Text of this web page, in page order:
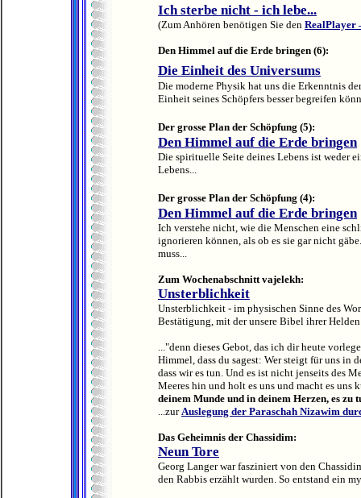
Ich sterbe nicht - ich lebe...
(Zum Anhören benötigen Sie den RealPlayer
Den Himmel auf die Erde bringen (6):
Die Einheit des Universums
Die moderne Physik hat uns die Erkenntnis
Einheit seines Schöpfers besser begreifen
Der grosse Plan der Schöpfung (5):
Den Himmel auf die Erde bringen
Die spirituelle Seite deines Lebens ist weder
Lebens...
Der grosse Plan der Schöpfung (4):
Den Himmel auf die Erde bringen
Ich verstehe nicht, wie die Menschen eine
ignorieren können, als ob es sie gar nicht
muss...
Zum Wochenabschnitt vajelekh:
Unsterblichkeit
Unsterblichkeit - im physischen Sinne des
Bestätigung, mit der unsere Bibel ihrer
..."denn dieses Gebot, das ich dir heute
Himmel, dass du sagest: Wer steigt für uns in
dass wir es tun. Und es ist nicht jenseits des
Meeres hin und holt es uns und macht es uns
deinem Munde und in deinem Herzen, es zu
...zurAuslegung der Paraschah Nizawim
Das Geheimnis der Chassidim:
Neun Tore
Georg Langer war fasziniert von den
den Rabbis erzählt wurden. So entstand ein